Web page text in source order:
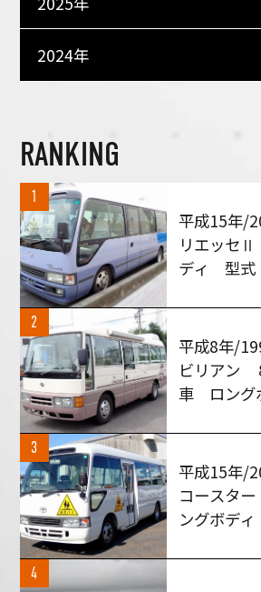
2024年
RANKING
1
平成15年
リエッセ
ディ 型式
きました！
2
平成8年/
ビリアン
車 ロング
取りさせて
3
平成15年/
コースタ
ングボデ
せて頂きま
4